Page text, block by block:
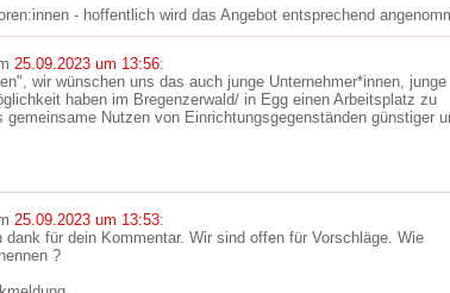
- hoffentlich wird das Angebot entsprechend
25.09.2023 um 13:56:
wir wünschen uns das auch junge Unternehmer*innen, junge
haben im Bregenzerwald/ in Egg einen Arbeitsplatz zu
gemeinsame Nutzen von Einrichtungsgegenständen günstiger
25.09.2023 um 13:53:
dank für dein Kommentar. Wir sind offen für Vorschläge. Wie
?